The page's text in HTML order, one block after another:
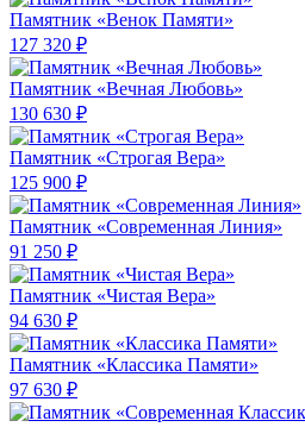
Памятник «Венок Памяти»
127 320 ₽
Памятник «Вечная Любовь»
130 630 ₽
Памятник «Строгая Вера»
125 900 ₽
Памятник «Современная Линия»
91 250 ₽
Памятник «Чистая Вера»
94 630 ₽
Памятник «Классика Памяти»
97 630 ₽